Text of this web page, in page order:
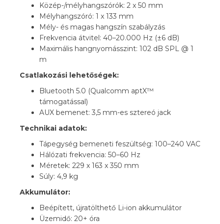
Közép-/mélyhangszórók: 2 x 50 mm
Mélyhangszóró: 1 x 133 mm
Mély- és magas hangszín szabályzás
Frekvencia átvitel: 40–20.000 Hz (±6 dB)
Maximális hangnyomásszint: 102 dB SPL @ 1
m
Csatlakozási lehetőségek:
Bluetooth 5.0 (Qualcomm aptX™
támogatással)
AUX bemenet: 3,5 mm-es sztereó jack
Technikai adatok:
Tápegység bemeneti feszültség: 100–240 VAC
Hálózati frekvencia: 50–60 Hz
Méretek: 229 x 163 x 350 mm
Súly: 4,9 kg
Akkumulátor:
Beépített, újratölthető Li-ion akkumulátor
Üzemidő: 20+ óra